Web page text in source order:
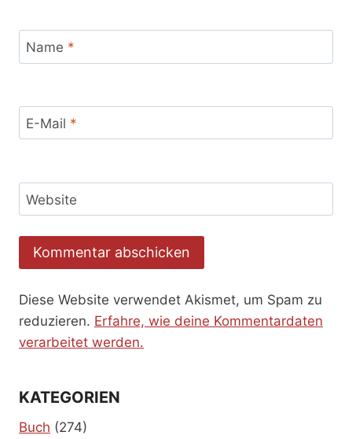
Name *
E-Mail *
Website
Diese Website verwendet Akismet, um Spam zu
reduzieren. Erfahre, wie deine Kommentardaten
verarbeitet werden.
KATEGORIEN
Buch (274)